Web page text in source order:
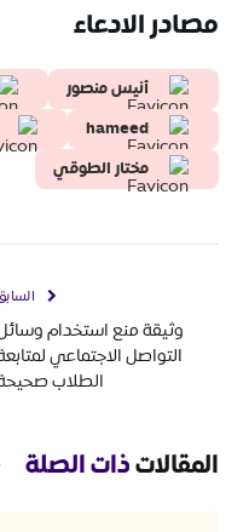
مصادر الادعاء
أنيس منصور
hameed
مختار الطوقي
وثيقة منع استخدام
التواصل الاجتماعي
الطلاب
المقالاتذات الصلة